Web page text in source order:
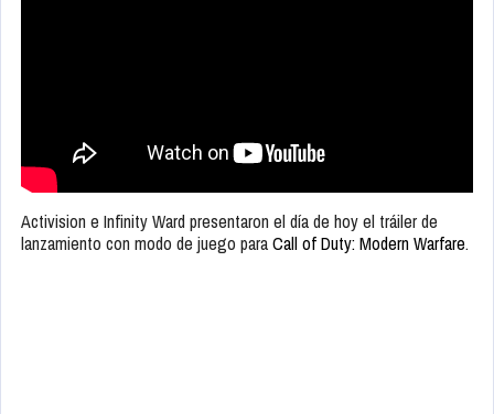
Activision e Infinity Ward presentaron el día de hoy el tráiler de
lanzamiento con modo de juego paraCall of Duty: Modern Warfare.